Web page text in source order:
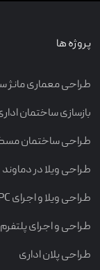
پروژه ها
طراحی معماری مانژ
بازسازی ساختمان
طراحی ساختمان
طراحی ویلا در دماوند
طراحی ویلا و اجرای EPC
طراحی و اجرای پلتفرم
طراحی پلان اداری